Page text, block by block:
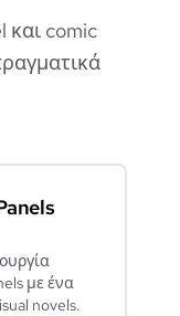
και comic
με ένα
novels.